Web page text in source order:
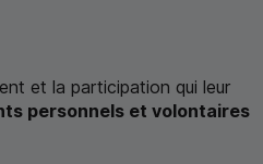
et la participation qui leur
personnels et volontaires